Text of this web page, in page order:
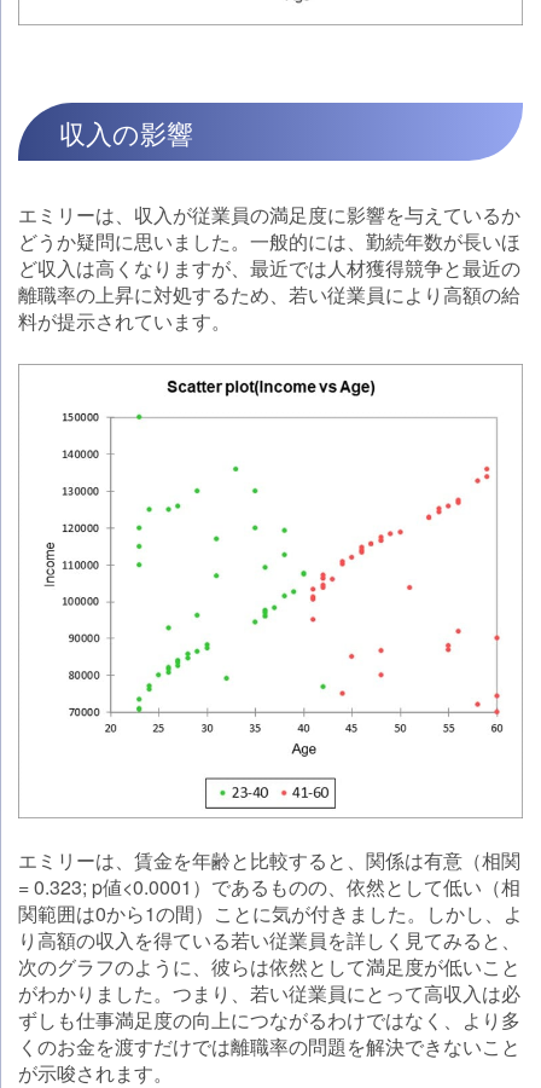
収入の影響
エミリーは、収入が従業員の満足度に影響を与えているか
どうか疑問に思いました。一般的には、勤続年数が長いほ
ど収入は高くなりますが、最近では人材獲得競争と最近の
離職率の上昇に対処するため、若い従業員により高額の給
料が提示されています。
エミリーは、賃金を年齢と比較すると、関係は有意（相関
= 0.323; p値<0.0001）であるものの、依然として低い（相
関範囲は0から1の間）ことに気が付きました。しかし、よ
り高額の収入を得ている若い従業員を詳しく見てみると、
次のグラフのように、彼らは依然として満足度が低いこと
がわかりました。つまり、若い従業員にとって高収入は必
ずしも仕事満足度の向上につながるわけではなく、より多
くのお金を渡すだけでは離職率の問題を解決できないこと
が示唆されます。